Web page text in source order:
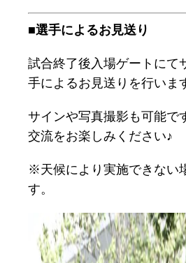
■選手によるお見送り
試合終了後入場ゲートにて
手によるお見送りを行いま
サインや写真撮影も可能で
交流をお楽しみください♪
※天候により実施できない
す。